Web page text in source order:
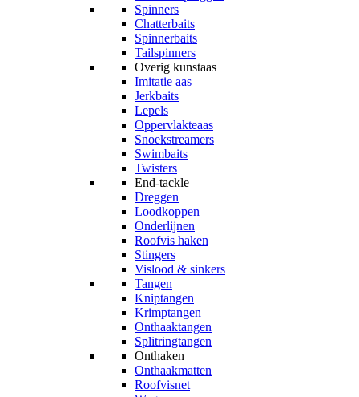
Spinners
Chatterbaits
Spinnerbaits
Tailspinners
Overig kunstaas
Imitatie aas
Jerkbaits
Lepels
Oppervlakteaas
Snoekstreamers
Swimbaits
Twisters
End-tackle
Dreggen
Loodkoppen
Onderlijnen
Roofvis haken
Stingers
Vislood & sinkers
Tangen
Kniptangen
Krimptangen
Onthaaktangen
Splitringtangen
Onthaken
Onthaakmatten
Roofvisnet